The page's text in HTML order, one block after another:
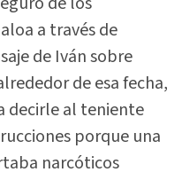
a través de
de Iván sobre
de esa fecha,
decirle al teniente
porque una
narcóticos